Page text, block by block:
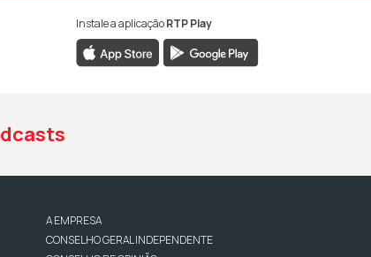
da RTP Antena 1
da RTP Antena 1
da RTP Antena 1
Instale a aplicaçãoRTP Play
A EMPRESA
CONSELHO GERAL INDEPENDENTE